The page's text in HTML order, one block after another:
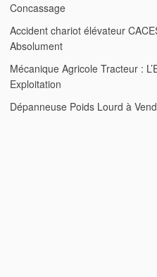
Concassage
Accident chariot élévateur
Absolument
Mécanique Agricole Tracteur :
Exploitation
Dépanneuse Poids Lourd à